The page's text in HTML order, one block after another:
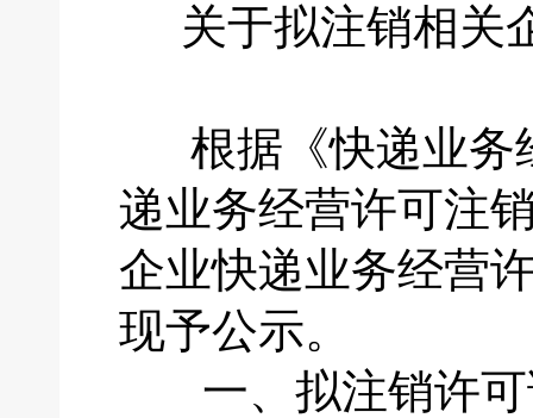
关于拟注销相关
根据《快递业务
递业务经营许可注
企业快递业务经营
现予公示。
一、拟注销许可